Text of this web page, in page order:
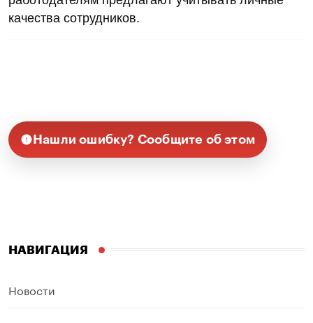
качества сотрудников.
Нашли ошибку? Сообщите об этом
НАВИГАЦИЯ
Новости